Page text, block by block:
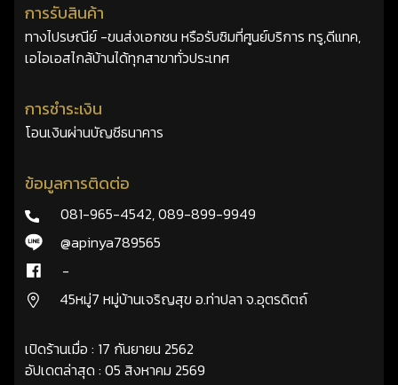
การรับสินค้า
ทางไปรษณีย์ -ขนส่งเอกชน หรือรับซิมที่ศูนย์บริการ ทรู,ดีแทค,
เอไอเอสไกล้บ้านได้ทุกสาขาทั่วประเทศ
การชำระเงิน
โอนเงินผ่านบัญชีธนาคาร
ข้อมูลการติดต่อ
081-965-4542,089-899-9949
@apinya789565
-
45หมู่7 หมู่บ้านเจริญสุข อ.ท่าปลา จ.อุตรดิตถ์
เปิดร้านเมื่อ : 17 กันยายน 2562
อัปเดตล่าสุด : 05 สิงหาคม 2569